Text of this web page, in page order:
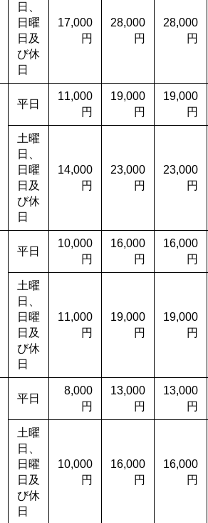
日、
日曜
日及
び休
日
17,000
円
28,000
円
28,000
円
平日
11,000
円
19,000
円
19,000
円
土曜
日、
日曜
日及
び休
日
14,000
円
23,000
円
23,000
円
平日
10,000
円
16,000
円
16,000
円
土曜
日、
日曜
日及
び休
日
11,000
円
19,000
円
19,000
円
平日
8,000
円
13,000
円
13,000
円
土曜
日、
日曜
日及
び休
日
10,000
円
16,000
円
16,000
円